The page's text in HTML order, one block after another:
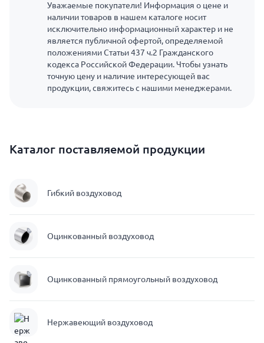
Уважаемые покупатели! Информация о цене и
наличии товаров в нашем каталоге носит
исключительно информационный характер и не
является публичной офертой, определяемой
положениями Статьи 437 ч.2 Гражданского
кодекса Российской Федерации. Чтобы узнать
точную цену и наличие интересующей вас
продукции, свяжитесь с нашими менеджерами.
Каталог поставляемой продукции
Гибкий воздуховод
Оцинкованный воздуховод
Оцинкованный прямоугольный воздуховод
Нержавеющий воздуховод